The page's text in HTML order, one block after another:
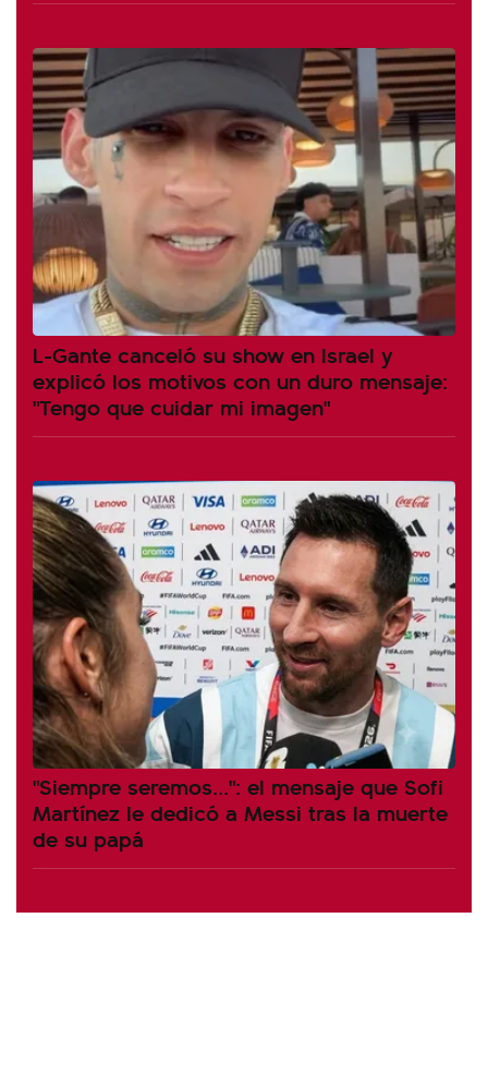
L-Gante canceló su show en Israel y
explicó los motivos con un duro mensaje:
"Tengo que cuidar mi imagen"
"Siempre seremos...": el mensaje que Sofi
Martínez le dedicó a Messi tras la muerte
de su papá